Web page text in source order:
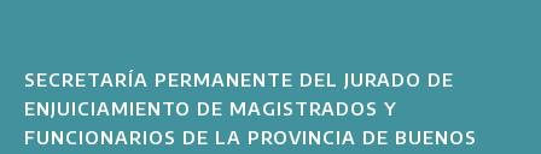
SECRETARÍA PERMANENTE DEL JURADO DE
ENJUICIAMIENTO DE MAGISTRADOS Y
FUNCIONARIOS DE LA PROVINCIA DE BUENOS